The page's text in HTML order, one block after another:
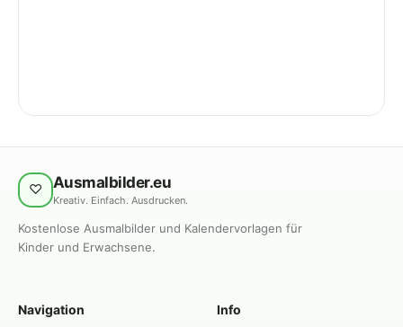
♡ Ausmalbilder.eu
Kreativ. Einfach. Ausdrucken.
Kostenlose Ausmalbilder und Kalendervorlagen für
Kinder und Erwachsene.
Navigation Info